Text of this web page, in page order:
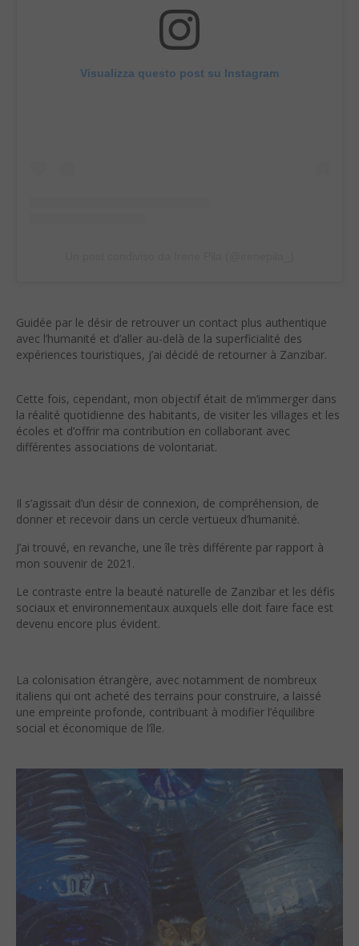
Visualizza questo post su Instagram
Guidée par le désir de retrouver un contact plus authentique
avec l’humanité et d’aller au-delà de la superficialité des
expériences touristiques, j’ai décidé de retourner à Zanzibar.
Cette fois, cependant, mon objectif était de m’immerger dans
la réalité quotidienne des habitants, de visiter les villages et les
écoles et d’offrir ma contribution en collaborant avec
différentes associations de volontariat.
Il s’agissait d’un désir de connexion, de compréhension, de
donner et recevoir dans un cercle vertueux d’humanité.
J’ai trouvé, en revanche, une île très différente par rapport à
mon souvenir de 2021.
Le contraste entre la beauté naturelle de Zanzibar et les défis
sociaux et environnementaux auxquels elle doit faire face est
devenu encore plus évident.
La colonisation étrangère, avec notamment de nombreux
italiens qui ont acheté des terrains pour construire, a laissé
une empreinte profonde, contribuant à modifier l’équilibre
social et économique de l’île.